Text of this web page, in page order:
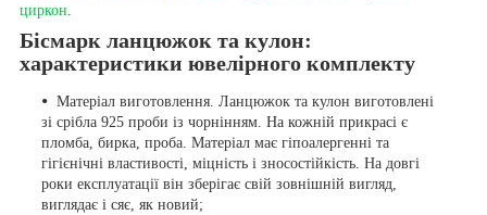
циркон
Бісмарк ланцюжок та кулон:
характеристики ювелірного комплекту
Матеріал виготовлення. Ланцюжок та кулон виготовлені
зі срібла 925 проби із чорнінням. На кожній прикрасі є
пломба, бирка, проба. Матеріал має гіпоалергенні та
гігієнічні властивості, міцність і зносостійкість. На довгі
роки експлуатації він зберігає свій зовнішній вигляд,
виглядає і сяє, як новий;